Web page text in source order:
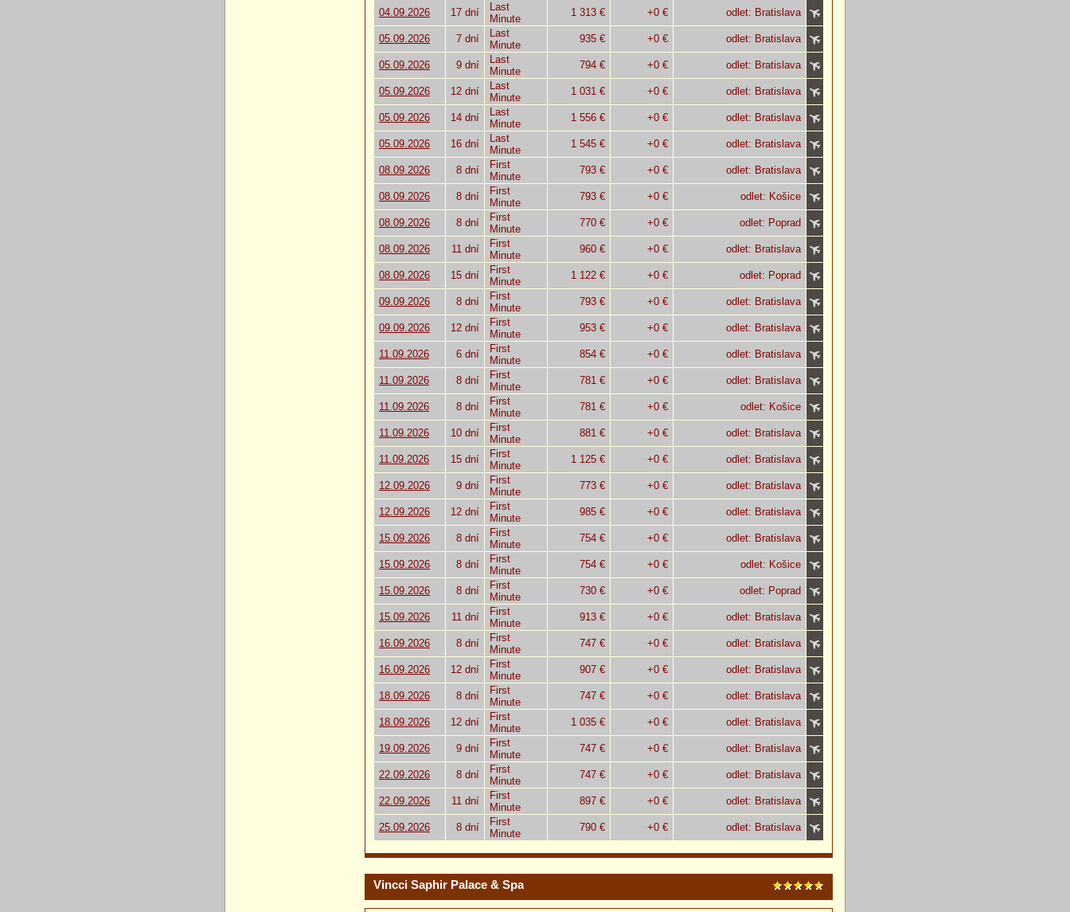
04.09.2026 17 dní
Last
Minute
1 313 € +0 € odlet: Bratislava
05.09.2026 7 dní
Last
Minute
935 € +0 € odlet: Bratislava
05.09.2026 9 dní
Last
Minute
794 € +0 € odlet: Bratislava
05.09.2026 12 dní
Last
Minute
1 031 € +0 € odlet: Bratislava
05.09.2026 14 dní
Last
Minute
1 556 € +0 € odlet: Bratislava
05.09.2026 16 dní
Last
Minute
1 545 € +0 € odlet: Bratislava
08.09.2026 8 dní
First
Minute
793 € +0 € odlet: Bratislava
08.09.2026 8 dní
First
Minute
793 € +0 € odlet: Košice
08.09.2026 8 dní
First
Minute
770 € +0 € odlet: Poprad
08.09.2026 11 dní
First
Minute
960 € +0 € odlet: Bratislava
08.09.2026 15 dní
First
Minute
1 122 € +0 € odlet: Poprad
09.09.2026 8 dní
First
Minute
793 € +0 € odlet: Bratislava
09.09.2026 12 dní
First
Minute
953 € +0 € odlet: Bratislava
11.09.2026 6 dní
First
Minute
854 € +0 € odlet: Bratislava
11.09.2026 8 dní
First
Minute
781 € +0 € odlet: Bratislava
11.09.2026 8 dní
First
Minute
781 € +0 € odlet: Košice
11.09.2026 10 dní
First
Minute
881 € +0 € odlet: Bratislava
11.09.2026 15 dní
First
Minute
1 125 € +0 € odlet: Bratislava
12.09.2026 9 dní
First
Minute
773 € +0 € odlet: Bratislava
12.09.2026 12 dní
First
Minute
985 € +0 € odlet: Bratislava
15.09.2026 8 dní
First
Minute
754 € +0 € odlet: Bratislava
15.09.2026 8 dní
First
Minute
754 € +0 € odlet: Košice
15.09.2026 8 dní
First
Minute
730 € +0 € odlet: Poprad
15.09.2026 11 dní
First
Minute
913 € +0 € odlet: Bratislava
16.09.2026 8 dní
First
Minute
747 € +0 € odlet: Bratislava
16.09.2026 12 dní
First
Minute
907 € +0 € odlet: Bratislava
18.09.2026 8 dní
First
Minute
747 € +0 € odlet: Bratislava
18.09.2026 12 dní
First
Minute
1 035 € +0 € odlet: Bratislava
19.09.2026 9 dní
First
Minute
747 € +0 € odlet: Bratislava
22.09.2026 8 dní
First
Minute
747 € +0 € odlet: Bratislava
22.09.2026 11 dní
First
Minute
897 € +0 € odlet: Bratislava
25.09.2026 8 dní
First
Minute
790 € +0 € odlet: Bratislava
Vincci Saphir Palace & Spa